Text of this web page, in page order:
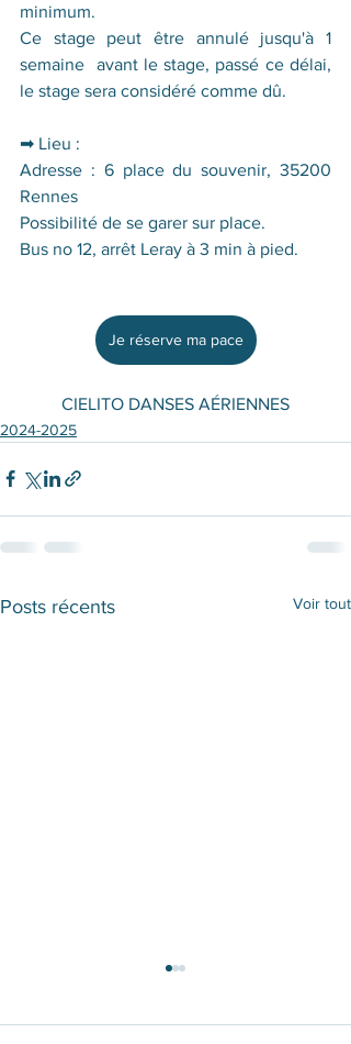
minimum.
Ce stage peut être annulé jusqu'à 1
semaine  avant le stage, passé ce délai,
le stage sera considéré comme dû.
➡ Lieu :
Adresse : 6 place du souvenir, 35200
Rennes
Possibilité de se garer sur place.
Bus no 12, arrêt Leray à 3 min à pied.
Je réserve ma pace
CIELITO DANSES AÉRIENNES
2024-2025
Posts récents Voir tout